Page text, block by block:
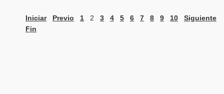
Iniciar Previo 1 2 3 4 5 6 7 8 9 10
Siguiente
Fin